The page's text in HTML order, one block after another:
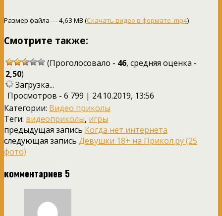
Размер файла — 4,63 MB (Скачать видео в формате .mp4)
Смотрите также:
(Проголосовало - 46, средняя оценка -
2,50)
Загрузка...
Просмотров - 6 799 | 24.10.2019, 13:56
Категории: Видео приколы
Теги: видеоприколы, игры
предыдущая запись Когда нет интернета
следующая запись Девушки 18+ на Прикол.ру (25
фото)
комментариев 5